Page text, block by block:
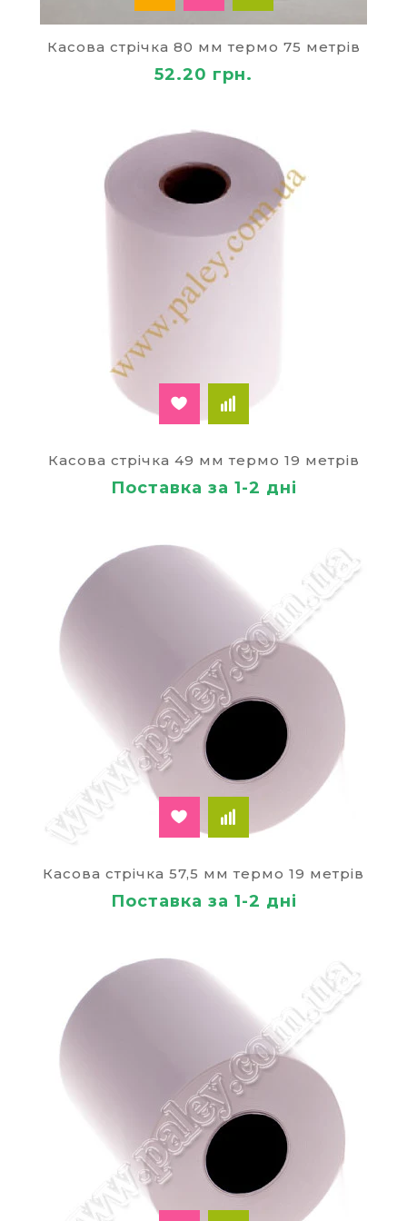
Касова стрічка 80 мм термо 75 метрів
52.20 грн.
Касова стрічка 49 мм термо 19 метрів
Поставка за 1-2 дні
Касова стрічка 57,5 мм термо 19 метрів
Поставка за 1-2 дні